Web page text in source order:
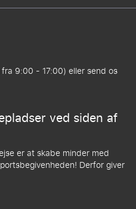
9:00 - 17:00) eller send os
ved siden af
er at skabe minder med
Derfor giver